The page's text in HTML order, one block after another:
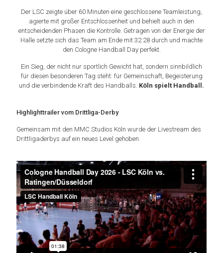
Der LSC zeigte über 60 Minuten eine geschlossene Teamleistung,
agierte mit großer Entschlossenheit und behielt auch in den
entscheidenden Phasen die Kontrolle. Getragen von der Energie der
Halle setzte sich das Team am Ende mit 32:28 durch und machte
den Cologne Handball Day perfekt.
Ein Sieg, der nicht nur sportlich Gewicht hat, sondern sinnbildlich
für diesen besonderen Tag steht: für Gemeinschaft, Begeisterung
und die verbindende Kraft des Handballs. Köln spielt Handball.
Highlighttrailer vom Drittliga-Derby
Gemeinsam mit den MMC Studios Köln wurde der Livestream des
Drittligaderbys auf ein neues Level gehoben.